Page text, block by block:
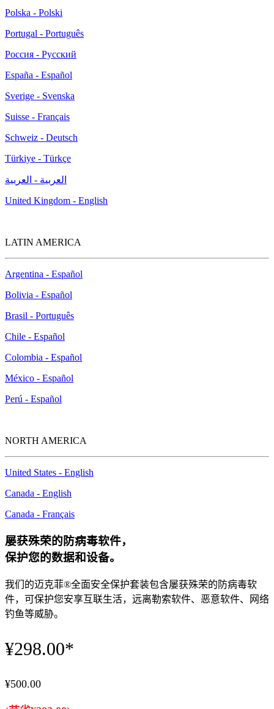
Polska - Polski
Portugal - Português
Россия - Русский
España - Español
Sverige - Svenska
Suisse - Français
Schweiz - Deutsch
Türkiye - Türkçe
العربية - العربية
United Kingdom - English
LATIN AMERICA
Argentina - Español
Bolivia - Español
Brasil - Português
Chile - Español
Colombia - Español
México - Español
Perú - Español
NORTH AMERICA
United States - English
Canada - English
Canada - Français
屡获殊荣的防病毒软件，
保护您的数据和设备。
我们的迈克菲®全面安全保护套装包含屡获殊荣的防病毒软
件，可保护您安享互联生活，远离勒索软件、恶意软件、网络
钓鱼等威胁。
¥298.00*
¥500.00